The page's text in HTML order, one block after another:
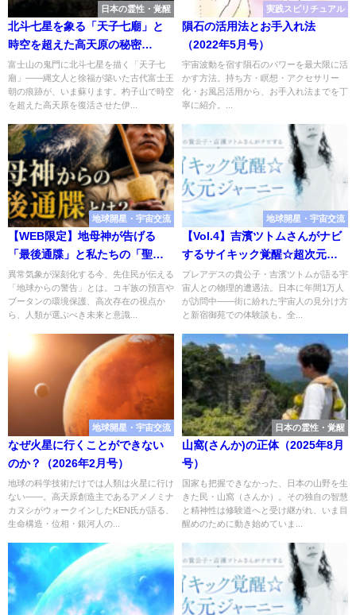
日本の霊性・覚醒
北斗七星を象る「天子七廟」と
時空を超えた高天原の秘密
（2024年6月号）
富士山の鬼門に北斗七星を描く「天子七
廟」——縄文人と徐福が築いた古代富士王
朝の痕跡が、いま蘇ります。杓子山で時空
を超えた高天原を復活させた伊...
実践スピリチュアル
隕石の活用法とお手入れ法
（2022年5月号）
宇宙波動を宿す隕石のパワーを最大限に活
かす方法。持ち方・瞑想・アクセサリー
化・お風呂活用から、お手入れ法までを丁
寧に紹介。...
地球開星・宇宙交流
【WEB限定】地母神が告げる
「最後通牒」と私たちの「聖な
る責任」
異常気象が深刻化する今、先住民が伝える
「地球からの警告」とは。コギ族の預言や
ブータンの環境保護、高次存在の視点か
ら、人類が選ぶべき未来と意識...
地球開星・宇宙交流
【Vol.4】吉濱ツトムさんがナビ
するサイキック覚醒☆超次元ジ
ャーニー（2021年5月号）
プレアデスの貴公子・吉濱ツトムが語る宇
宙人との物理的遭遇法。日本に年間1万人
が訪問中——街に紛れた宇宙人の見分け方
と新宿御苑での体験談も。全...
地球開星・宇宙交流
なぜ火星に行くことができない
のか？（2026年2月号）
地球の科学技術だけでは人類は火星に行け
ない――。高天原創造主であるアメノミナ
カヌシがウォークインしたKEN氏が語る、
生命構造・位相・銀河人の...
日本の霊性・覚醒
山窩(さんか)の正体（2025年8月
号）
国家も把握できなかった、日本の山野を生
きた民・山窩（さんか）。その独自の智慧
と精神性は修験道へと受け継がれ、いま目
醒めのために動き始めていま...